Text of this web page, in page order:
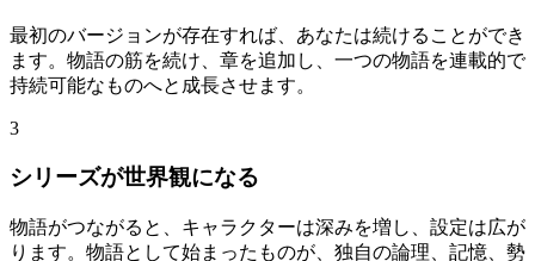
最初のバージョンが存在すれば、あなたは続けることができ
ます。物語の筋を続け、章を追加し、一つの物語を連載的で
持続可能なものへと成長させます。
3
シリーズが世界観になる
物語がつながると、キャラクターは深みを増し、設定は広が
ります。物語として始まったものが、独自の論理、記憶、勢